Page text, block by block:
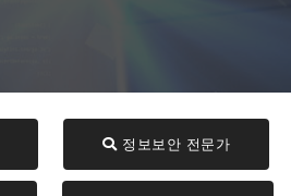
정보보안 전문가